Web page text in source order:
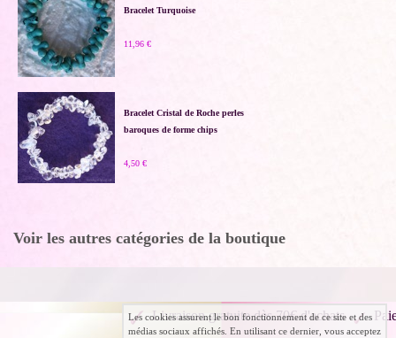
Bracelet Turquoise
11,96 €
Bracelet Cristal de Roche perles
baroques de forme chips
4,50 €
Voir les autres catégories de la boutique
Livraison gratuite dès 70€ d'achats
Les cookies assurent le bon fonctionnement de ce site et des
médias sociaux affichés. En utilisant ce dernier, vous acceptez